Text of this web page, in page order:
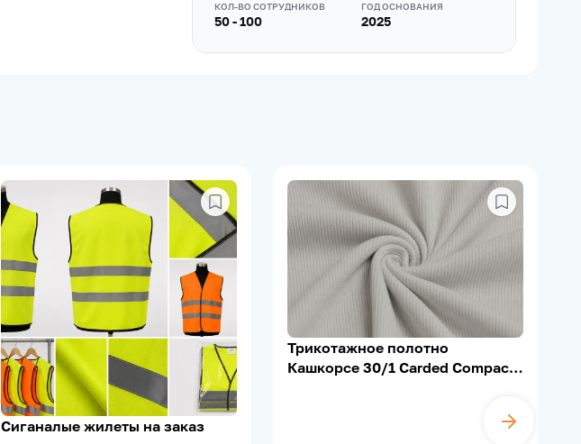
КОЛ-ВО СОТРУДНИКОВ
50 - 100
ГОД ОСНОВАНИЯ
2025
Сиганалые жилеты на заказ
Трикотажное полотно
Кашкорсе 30/1 Carded Compact,